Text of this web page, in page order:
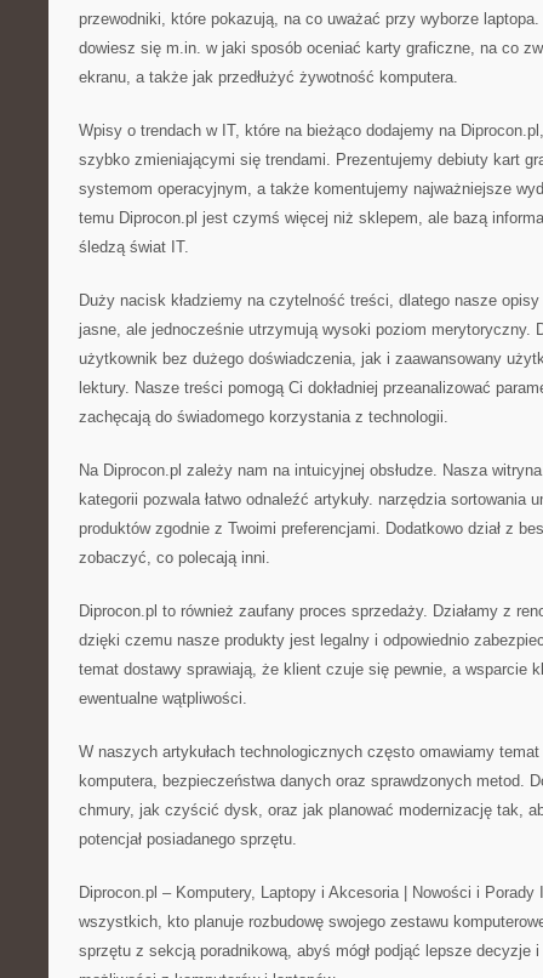
przewodniki, które pokazują, na co uważać przy wyborze
dowiesz się m.in. w jaki sposób oceniać karty graficzne, na co
ekranu, a także jak przedłużyć żywotność komputera.
Wpisy o trendach w IT, które na bieżąco dodajemy na
szybko zmieniającymi się trendami. Prezentujemy debiuty kart
systemom operacyjnym, a także komentujemy najważniejsze
temu Diprocon.pl jest czymś więcej niż sklepem, ale bazą
śledzą świat IT.
Duży nacisk kładziemy na czytelność treści, dlatego nasze
jasne, ale jednocześnie utrzymują wysoki poziom merytoryczny.
użytkownik bez dużego doświadczenia, jak i zaawansowany
lektury. Nasze treści pomogą Ci dokładniej przeanalizować
zachęcają do świadomego korzystania z technologii.
Na Diprocon.pl zależy nam na intuicyjnej obsłudze. Nasza
kategorii pozwala łatwo odnaleźć artykuły. narzędzia sortowania
produktów zgodnie z Twoimi preferencjami. Dodatkowo dział z
zobaczyć, co polecają inni.
Diprocon.pl to również zaufany proces sprzedaży. Działamy z
dzięki czemu nasze produkty jest legalny i odpowiednio
temat dostawy sprawiają, że klient czuje się pewnie, a wsparcie
ewentualne wątpliwości.
W naszych artykułach technologicznych często omawiamy
komputera, bezpieczeństwa danych oraz sprawdzonych metod.
chmury, jak czyścić dysk, oraz jak planować modernizację tak,
potencjał posiadanego sprzętu.
Diprocon.pl – Komputery, Laptopy i Akcesoria | Nowości i Porady
wszystkich, kto planuje rozbudowę swojego zestawu
sprzętu z sekcją poradnikową, abyś mógł podjąć lepsze decyzje